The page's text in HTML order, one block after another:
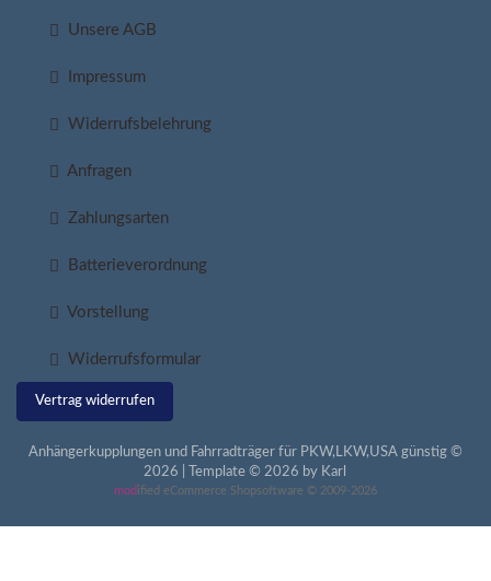
Unsere AGB
Impressum
Widerrufsbelehrung
Anfragen
Zahlungsarten
Batterieverordnung
Vorstellung
Widerrufsformular
Vertrag widerrufen
Anhängerkupplungen und Fahrradträger für PKW,LKW,USA günstig ©
2026 | Template © 2026 by Karl
modified eCommerce Shopsoftware © 2009-2026